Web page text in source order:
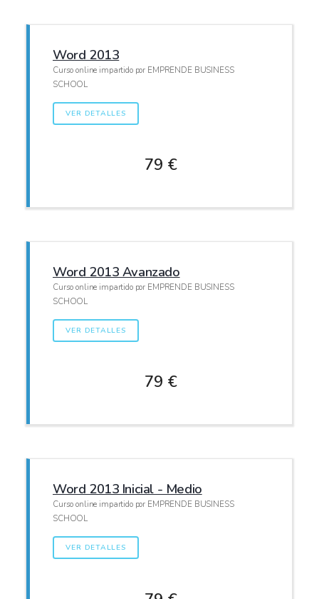
Word 2013
Curso online impartido por EMPRENDE BUSINESS
SCHOOL
VER DETALLES
79 €
Word 2013 Avanzado
Curso online impartido por EMPRENDE BUSINESS
SCHOOL
VER DETALLES
79 €
Word 2013 Inicial - Medio
Curso online impartido por EMPRENDE BUSINESS
SCHOOL
VER DETALLES